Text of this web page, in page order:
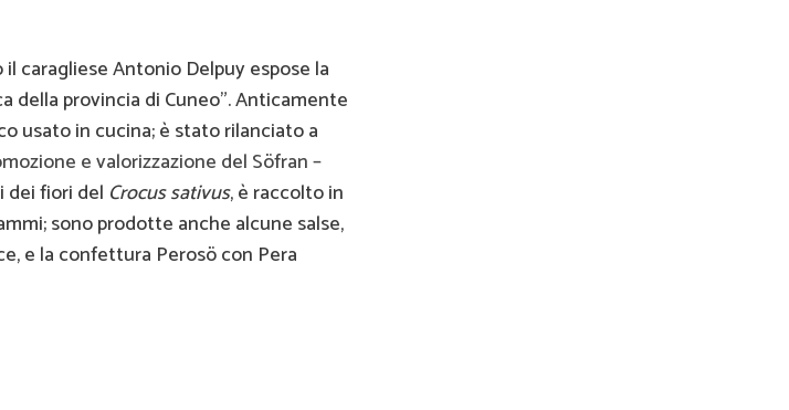
caragliese Antonio Delpuy espose la
della provincia di Cuneo". Anticamente
usato in cucina; è stato rilanciato a
e valorizzazione del Söfran –
dei fiori del Crocus sativus, è raccolto in
sono prodotte anche alcune salse,
e la confettura Perosö con Pera